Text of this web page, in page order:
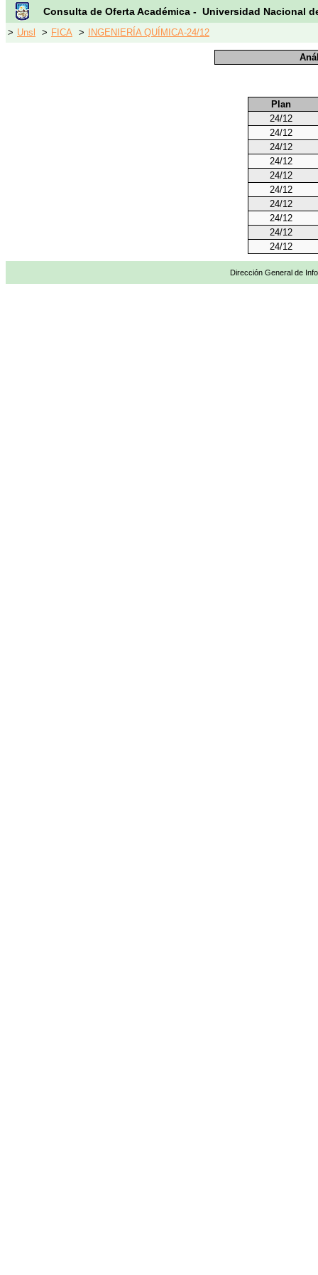
Consulta de Oferta Académica - Universidad Nacional
> Unsl > FICA > INGENIERÍA QUÍMICA-24/12
Plan
24/12
24/12
24/12
24/12
24/12
24/12
24/12
24/12
24/12
24/12
Dirección General de